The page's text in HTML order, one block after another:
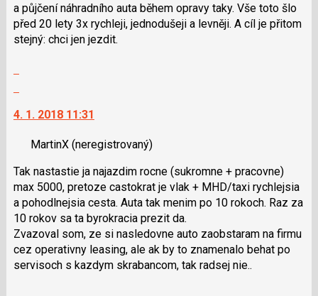
a půjčení náhradního auta během opravy taky. Vše toto šlo
před 20 lety 3x rychleji, jednodušeji a levněji. A cíl je přitom
stejný: chci jen jezdit.
další
názor.
navigaci
lze
použít
i
klávesy
N
pro
4. 1. 2018 11:31
MartinX (neregistrovaný)
Tak nastastie ja najazdim rocne (sukromne + pracovne)
max 5000, pretoze castokrat je vlak + MHD/taxi rychlejsia
a pohodlnejsia cesta. Auta tak menim po 10 rokoch. Raz za
10 rokov sa ta byrokracia prezit da.
Zvazoval som, ze si nasledovne auto zaobstaram na firmu
cez operativny leasing, ale ak by to znamenalo behat po
servisoch s kazdym skrabancom, tak radsej nie..